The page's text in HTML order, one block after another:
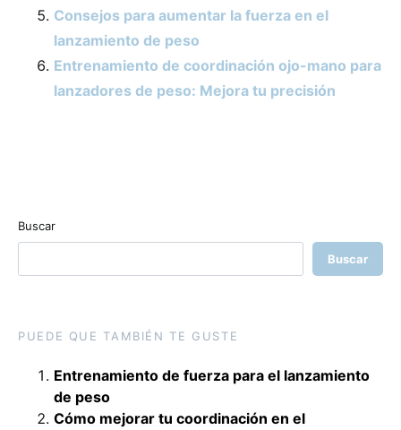
Consejos para aumentar la fuerza en el
lanzamiento de peso
Entrenamiento de coordinación ojo-mano para
lanzadores de peso: Mejora tu precisión
Buscar
Buscar
PUEDE QUE TAMBIÉN TE GUSTE
Entrenamiento de fuerza para el lanzamiento
de peso
Cómo mejorar tu coordinación en el